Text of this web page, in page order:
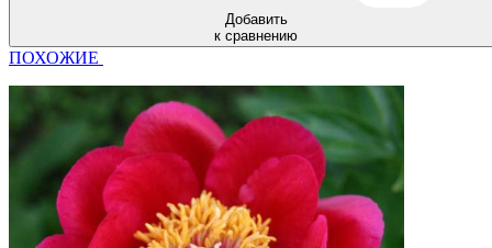
Добавить
к сравнению
ПОХОЖИЕ